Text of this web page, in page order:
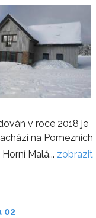
v roce 2018 je
na Pomezních
Malá... zobrazit
02